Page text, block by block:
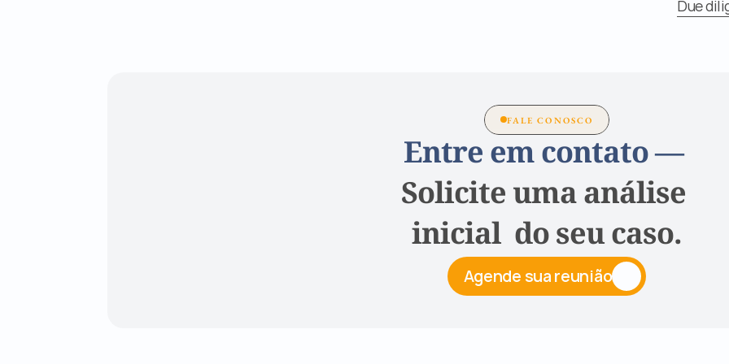
Due
FALE CONOSCO
Entre em contato —
Solicite uma análise
inicial  do seu caso.
Agende sua reunião